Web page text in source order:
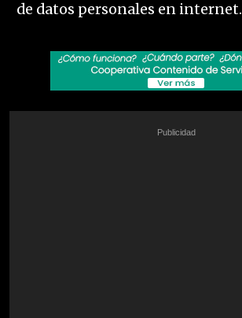
de datos personales en internet.